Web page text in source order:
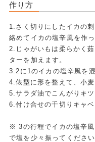
作り方
1.さく切りにしたイカの
絡めてイカの塩辛風を作っ
2.じゃがいもは柔らかく
ターを加えます。
3.2に1のイカの塩辛風を
4.俵型に形を整えて、小
5.サラダ油でこんがりキ
6.付け合せの千切りキャ
※ 3の行程でイカの塩辛
で塩を少々振ってください